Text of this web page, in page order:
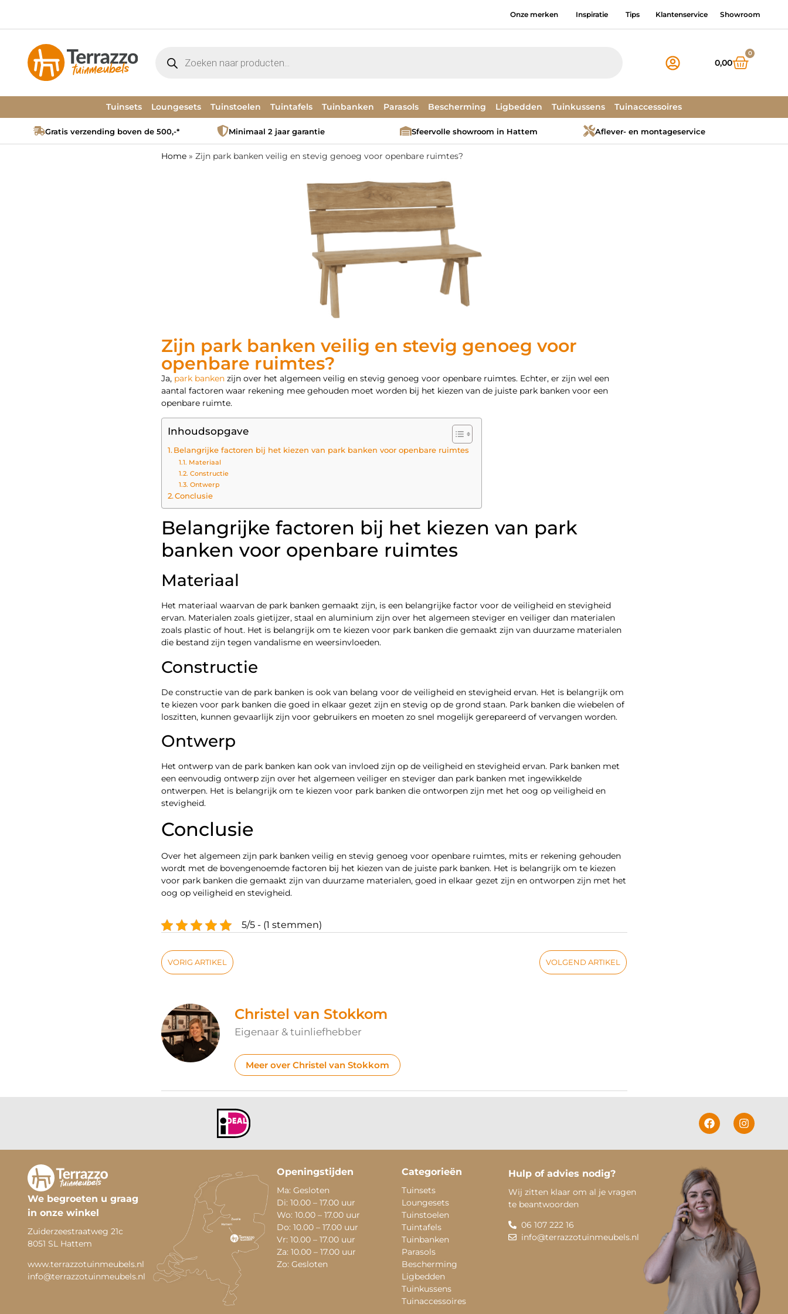
Onze merken Inspiratie Tips Klantenservice Showroom
0,00
0
Tuinsets Loungesets Tuinstoelen Tuintafels Tuinbanken Parasols Bescherming Ligbedden Tuinkussens Tuinaccessoires
Gratis verzending boven de 500,-* Minimaal 2 jaar garantie Sfeervolle showroom in Hattem Aflever- en montageservice
Home» Zijn park banken veilig en stevig genoeg voor openbare ruimtes?
Zijn park banken veilig en stevig genoeg voor
openbare ruimtes?
Ja, park bankenzijn over het algemeen veilig en stevig genoeg voor openbare ruimtes. Echter, er zijn wel een
aantal factoren waar rekening mee gehouden moet worden bij het kiezen van de juiste park banken voor een
openbare ruimte.
Inhoudsopgave
Belangrijke factoren bij het kiezen van park banken voor openbare ruimtes
Materiaal
Constructie
Ontwerp
Conclusie
Belangrijke factoren bij het kiezen van park
banken voor openbare ruimtes
Materiaal
Het materiaal waarvan de park banken gemaakt zijn, is een belangrijke factor voor de veiligheid en stevigheid
ervan. Materialen zoals gietijzer, staal en aluminium zijn over het algemeen steviger en veiliger dan materialen
zoals plastic of hout. Het is belangrijk om te kiezen voor park banken die gemaakt zijn van duurzame materialen
die bestand zijn tegen vandalisme en weersinvloeden.
Constructie
De constructie van de park banken is ook van belang voor de veiligheid en stevigheid ervan. Het is belangrijk om
te kiezen voor park banken die goed in elkaar gezet zijn en stevig op de grond staan. Park banken die wiebelen of
loszitten, kunnen gevaarlijk zijn voor gebruikers en moeten zo snel mogelijk gerepareerd of vervangen worden.
Ontwerp
Het ontwerp van de park banken kan ook van invloed zijn op de veiligheid en stevigheid ervan. Park banken met
een eenvoudig ontwerp zijn over het algemeen veiliger en steviger dan park banken met ingewikkelde
ontwerpen. Het is belangrijk om te kiezen voor park banken die ontworpen zijn met het oog op veiligheid en
stevigheid.
Conclusie
Over het algemeen zijn park banken veilig en stevig genoeg voor openbare ruimtes, mits er rekening gehouden
wordt met de bovengenoemde factoren bij het kiezen van de juiste park banken. Het is belangrijk om te kiezen
voor park banken die gemaakt zijn van duurzame materialen, goed in elkaar gezet zijn en ontworpen zijn met het
oog op veiligheid en stevigheid.
5/5 - (1 stemmen)
VORIG ARTIKEL VOLGEND ARTIKEL
Christel van Stokkom
Eigenaar & tuinliefhebber
Meer over Christel van Stokkom
We begroeten u graag
in onze winkel
Zuiderzeestraatweg 21c
8051 SL Hattem
www.terrazzotuinmeubels.nl
info@terrazzotuinmeubels.nl
Openingstijden
Ma: Gesloten
Di: 10.00 – 17.00 uur
Wo: 10.00 – 17.00 uur
Do: 10.00 – 17.00 uur
Vr: 10.00 – 17.00 uur
Za: 10.00 – 17.00 uur
Zo: Gesloten
Categorieën
Tuinsets
Loungesets
Tuinstoelen
Tuintafels
Tuinbanken
Parasols
Bescherming
Ligbedden
Tuinkussens
Tuinaccessoires
Hulp of advies nodig?
Wij zitten klaar om al je vragen
te beantwoorden
06 107 222 16
info@terrazzotuinmeubels.nl